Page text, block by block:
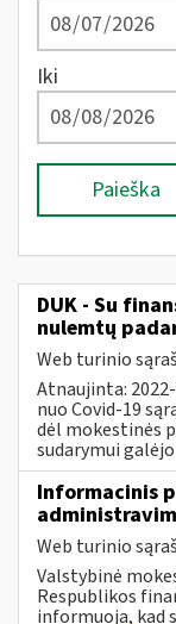
Iki
Paieška
DUK - Su
nulemtų
Web turinio
Atnaujinta:
nuo Covid-19
dėl mokestinės
sudarymui
Informacinis
Web turinio
Valstybinė
Respublikos
informuoja, kad